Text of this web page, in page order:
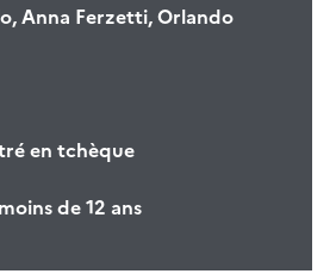
Anna Ferzetti, Orlando
en tchèque
de 12 ans